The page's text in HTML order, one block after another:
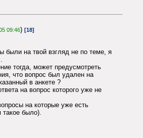
09:46) [18]
были на твой взгляд не по теме, я
тогда, может предусмотреть
что вопрос был удален на
в анкете ?
на вопрос которого уже не
на которые уже есть
было).